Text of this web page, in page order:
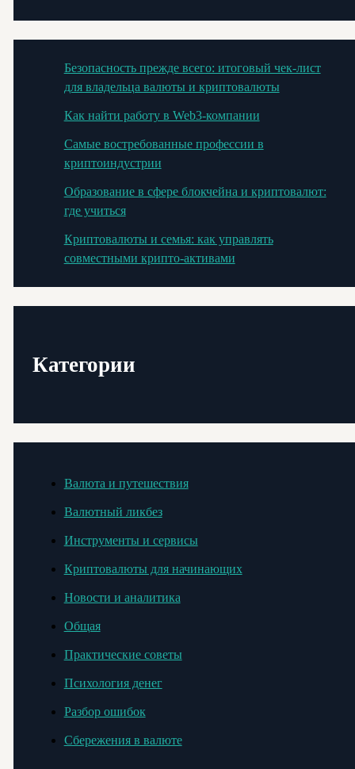
Безопасность прежде всего: итоговый чек-лист
для владельца валюты и криптовалюты
Как найти работу в Web3-компании
Самые востребованные профессии в
криптоиндустрии
Образование в сфере блокчейна и криптовалют:
где учиться
Криптовалюты и семья: как управлять
совместными крипто-активами
Категории
Валюта и путешествия
Валютный ликбез
Инструменты и сервисы
Криптовалюты для начинающих
Новости и аналитика
Общая
Практические советы
Психология денег
Разбор ошибок
Сбережения в валюте